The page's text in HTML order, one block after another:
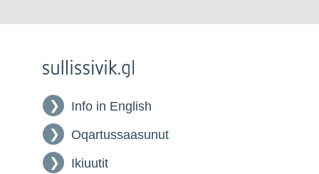
Info in English
Oqartussaasunut
Ikiuutit